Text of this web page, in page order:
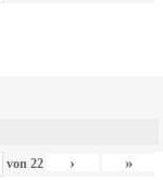
von 22 › »